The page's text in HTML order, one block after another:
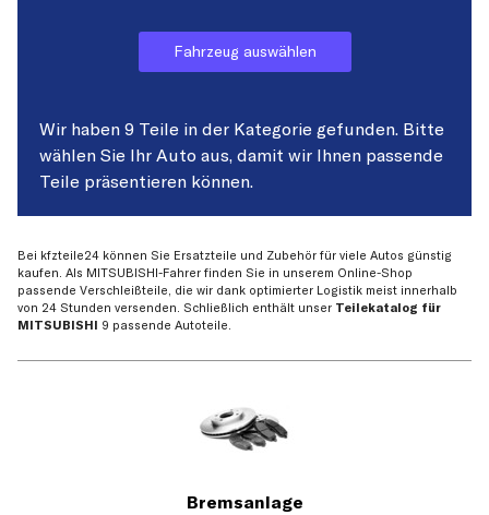
Fahrzeug auswählen
Wir haben 9 Teile in der Kategorie gefunden. Bitte
wählen Sie Ihr Auto aus, damit wir Ihnen passende
Teile präsentieren können.
Bei kfzteile24 können Sie Ersatzteile und Zubehör für viele Autos günstig
kaufen. Als MITSUBISHI-Fahrer finden Sie in unserem Online-Shop
passende Verschleißteile, die wir dank optimierter Logistik meist innerhalb
von 24 Stunden versenden. Schließlich enthält unser Teilekatalog für
MITSUBISHI 9 passende Autoteile.
Bremsanlage